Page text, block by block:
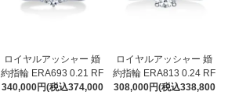
ロイヤルアッシャー 婚
約指輪 ERA693 0.21 RF
340,000円(税込374,000
ロイヤルアッシャー 婚
約指輪 ERA813 0.24 RF
308,000円(税込338,800